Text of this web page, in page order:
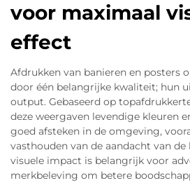
voor maximaal
effect
Afdrukken van banieren en posters
door één belangrijke kwaliteit; hun
output. Gebaseerd op
deze weergaven levendige kleuren
goed afsteken in de omgeving,
vasthouden van de aandacht van
visuele impact is belangrijk voor
merkbeleving om betere